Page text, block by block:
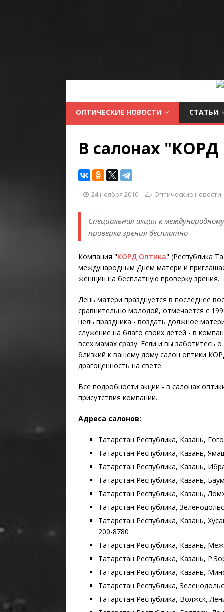
ОПТИЧЕСКИЕ НОВОСТИ СТАТЬИ
В салонах
24 ноября 2010 Оптические новости
Специальная акция к
проверка зрения бесплатно
Компания "КОРД Оптика" (Республика
международным Днем матери и
женщин на бесплатную проверку зрения.
День матери празднуется в последнее
сравнительно молодой, отмечается с
цель праздника - воздать должное
служение на благо своих детей - в
всех мамах сразу. Если и вы заботитесь
близкий к вашему дому салон оптики
драгоценность на свете.
Все подробности акции - в салонах
присутствия компании.
Адреса салонов:
Татарстан Республика, Казань,
Татарстан Республика, Казань,
Татарстан Республика, Казань,
Татарстан Республика, Казань,
Татарстан Республика, Казань,
Татарстан Республика,
Татарстан Республика, Казань,
200-8780
Татарстан Республика, Казань,
Татарстан Республика, Казань,
Татарстан Республика, Казань,
Татарстан Республика,
Татарстан Республика, Волжск,